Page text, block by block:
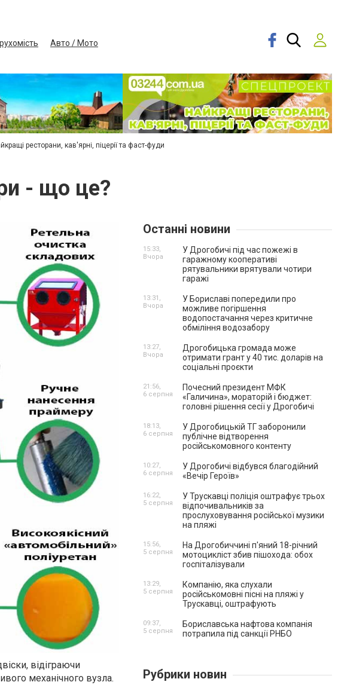
Авто / Мото
ресторани, кав'ярні, піцерії та фаст-фуди
- що це?
відіграючи
механічного вузла.
Останні новини
У Дрогобичі під час пожежі в
гаражному кооперативі
рятувальники врятували чотири
гаражі
15:33,
Вчора
У Бориславі попередили про
можливе погіршення
водопостачання через критичне
обміління водозабору
13:31,
Вчора
Дрогобицька громада може
отримати грант у 40 тис. доларів на
соціальні проєкти
13:27,
Вчора
Почесний президент МФК
«Галичина», мораторій і бюджет:
головні рішення сесії у Дрогобичі
21:56,
6 серпня
У Дрогобицькій ТГ заборонили
публічне відтворення
російськомовного контенту
18:13,
6 серпня
У Дрогобичі відбувся благодійний
«Вечір Героїв»
10:27,
6 серпня
У Трускавці поліція оштрафує трьох
відпочивальників за
прослуховування російської музики
на пляжі
16:22,
5 серпня
На Дрогобиччині п'яний 18-річний
мотоцикліст збив пішохода: обох
госпіталізували
15:56,
5 серпня
Компанію, яка слухали
російськомовні пісні на пляжі у
Трускавці, оштрафують
13:29,
5 серпня
Бориславська нафтова компанія
потрапила під санкції РНБО
09:37,
5 серпня
Рубрики новин